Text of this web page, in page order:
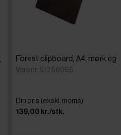
Forest clipboard, A4, mørk eg
Varenr: 51756055
Din pris (ekskl. moms)
139,00 kr./stk.